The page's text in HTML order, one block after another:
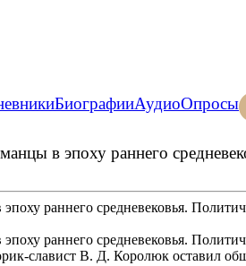
БиографииАудиоОпросы
в эпоху раннего
раннего средневековья.
раннего средневековья.
славист В. Д. Королюк оставил